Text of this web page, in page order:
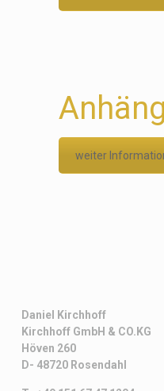
weiter
Daniel Kirchhoff
Kirchhoff GmbH & CO.KG
Höven 260
D- 48720 Rosendahl